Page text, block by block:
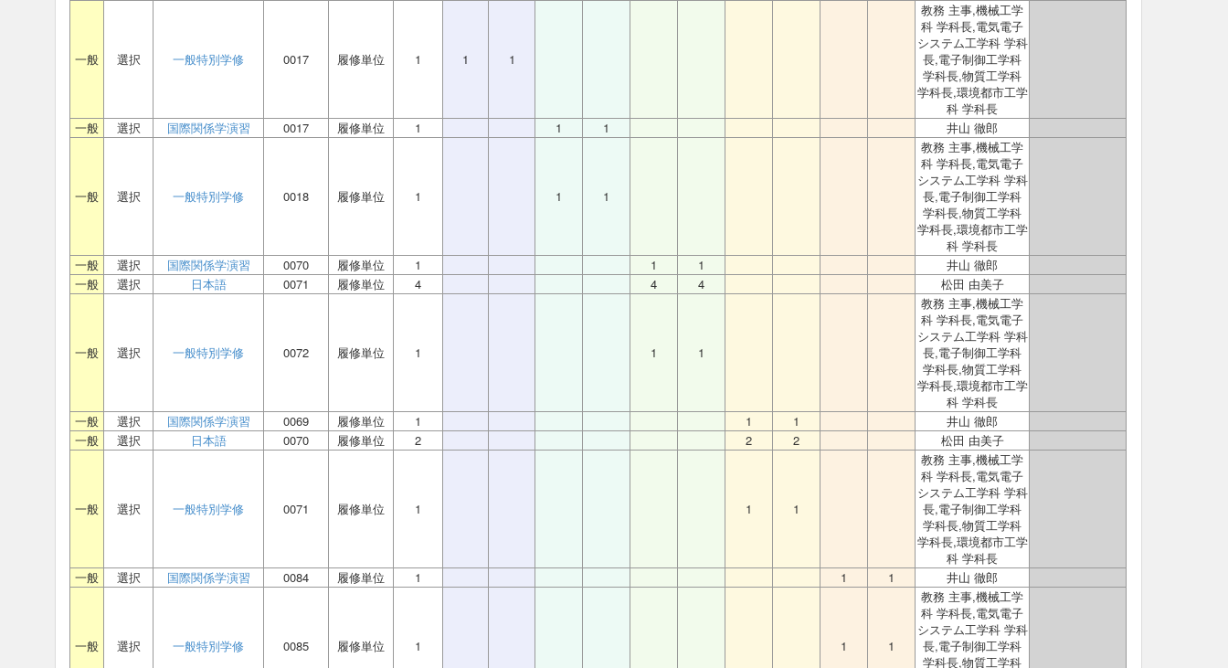
一般 選択 一般特別学修 0017 履修単位 1 1 1
教務 主事,機械工学
科 学科長,電気電子
システム工学科 学科
長,電子制御工学科
学科長,物質工学科
学科長,環境都市工学
科 学科長
一般
選択 国際関係学演習 0017 履修単位 1 1 1 井山 徹郎
一般 選択 一般特別学修 0018 履修単位 1 1 1
教務 主事,機械工学
科 学科長,電気電子
システム工学科 学科
長,電子制御工学科
学科長,物質工学科
学科長,環境都市工学
科 学科長
一般
選択 国際関係学演習 0070 履修単位 1 1 1
井山 徹郎
一般
選択 日本語 0071 履修単位 4 4 4 松田 由美子
一般 選択 一般特別学修 0072 履修単位 1 1 1
教務 主事,機械工学
科 学科長,電気電子
システム工学科 学科
長,電子制御工学科
学科長,物質工学科
学科長,環境都市工学
科 学科長
一般
選択 国際関係学演習 0069 履修単位 1 1 1
井山 徹郎
一般
選択 日本語 0070 履修単位 2 2 2 松田 由美子
一般 選択 一般特別学修 0071 履修単位 1 1 1
教務 主事,機械工学
科 学科長,電気電子
システム工学科 学科
長,電子制御工学科
学科長,物質工学科
学科長,環境都市工学
科 学科長
一般
選択 国際関係学演習 0084 履修単位 1 1 1 井山 徹郎
一般 選択 一般特別学修 0085 履修単位 1 1 1
教務 主事,機械工学
科 学科長,電気電子
システム工学科 学科
長,電子制御工学科
学科長,物質工学科